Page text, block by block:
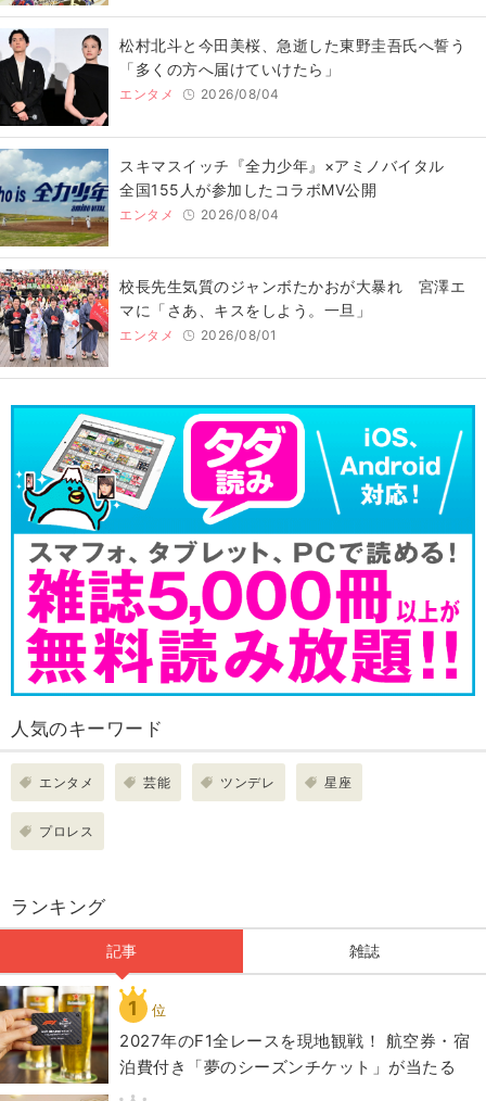
松村北斗と今田美桜、急逝した東野圭吾氏へ誓う
「多くの方へ届けていけたら」
エンタメ 2026/08/04
スキマスイッチ『全力少年』×アミノバイタル
全国155人が参加したコラボMV公開
エンタメ 2026/08/04
校長先生気質のジャンボたかおが大暴れ 宮澤エ
マに「さあ、キスをしよう。一旦」
エンタメ 2026/08/01
人気のキーワード
エンタメ 芸能 ツンデレ 星座
プロレス
ランキング
記事 雑誌
1 位
2027年のF1全レースを現地観戦！ 航空券・宿
泊費付き「夢のシーズンチケット」が当たる